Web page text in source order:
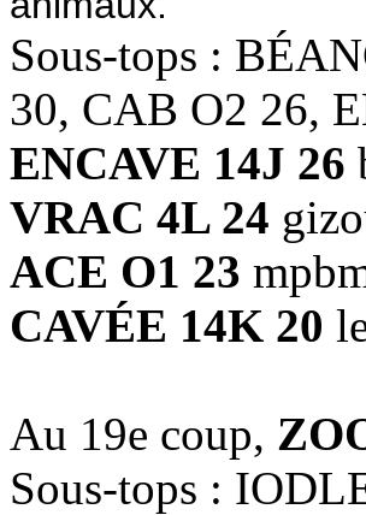
Sous-tops :
30, CAB O2 26,
ENCAVE 14J 26
VRAC 4L 24
ACE O1 23
CAVÉE 14K 20
Au 19e coup,
Sous-tops :